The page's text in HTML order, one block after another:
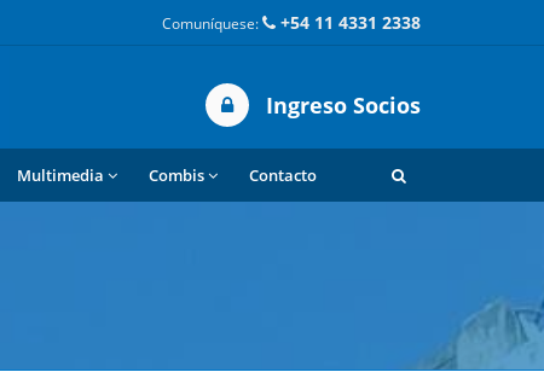
Comuníquese: +54 11 4331 2338
Ingreso Socios
Multimedia Combis Contacto